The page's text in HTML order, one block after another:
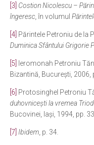
[3] Costion Nicolescu –
îngeresc , în volumul
[4] Părintele Petroniu de la
Duminica Sfântului Grigorie
[5] Ieromonah Petroniu
Bizantină, București, 2006,
[6] Protosinghel Petroniu
duhovnicești la vremea
Bucovinei, Iași, 1994, pp.
[7] Ibidem , p. 34.